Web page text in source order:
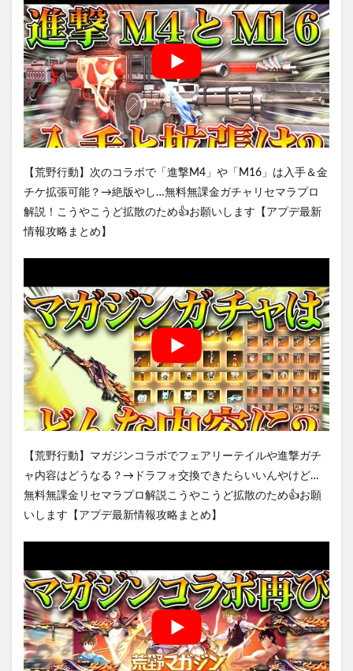
【荒野行動】次のコラボで「進撃M4」や「M16」は入手＆金
チケ拡張可能？→絶版やし…無料無課金ガチャリセマラプロ
解説！こうやこうど拡散のため👍お願いします【アプデ最新
情報攻略まとめ】
【荒野行動】マガジンコラボでフェアリーテイルや進撃ガチ
ャ内容はどうなる？→ドラフォ交換できたらいいんやけど…
無料無課金リセマラプロ解説こうやこうど拡散のため👍お願
いします【アプデ最新情報攻略まとめ】